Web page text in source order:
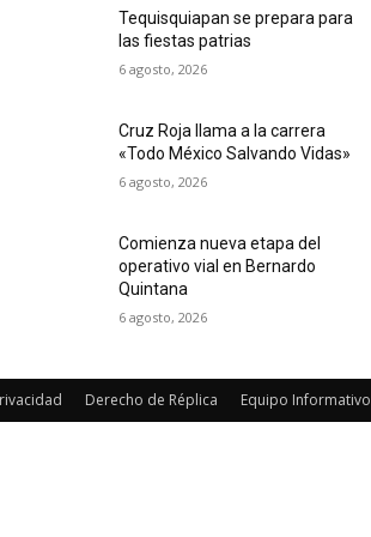
Tequisquiapan se prepara para
las fiestas patrias
6 agosto, 2026
Cruz Roja llama a la carrera
«Todo México Salvando Vidas»
6 agosto, 2026
Comienza nueva etapa del
operativo vial en Bernardo
Quintana
6 agosto, 2026
Derecho de Réplica Equipo Informativo